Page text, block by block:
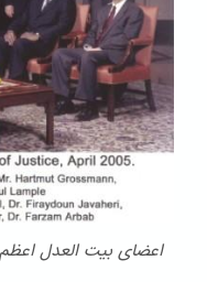
اعضای بیت العدل